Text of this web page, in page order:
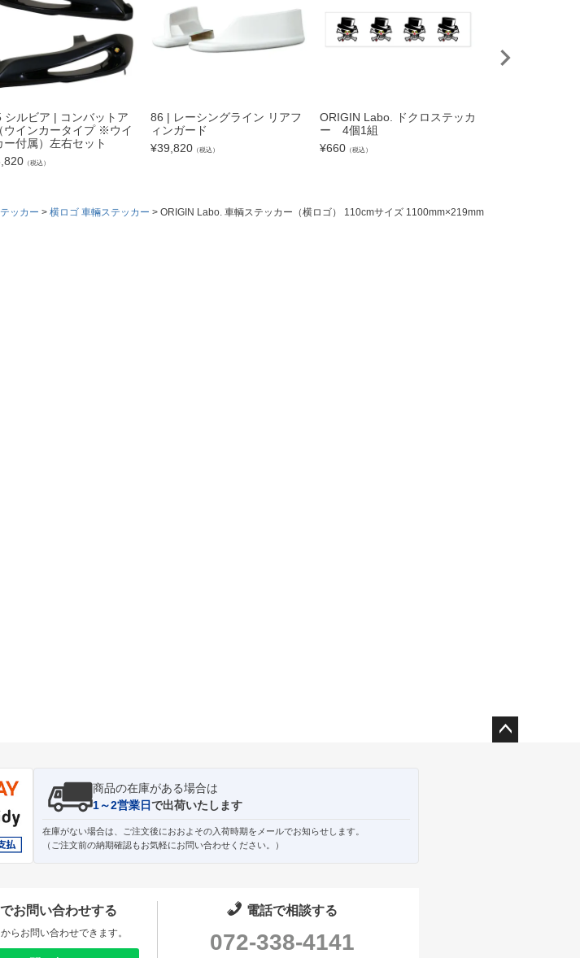
シルビア | コンバットア
ウインカータイプ ※ウイ
ー付属）左右セット
（税込）
86 | レーシングライン リアフ
ィンガード
¥39,820 （税込）
ORIGIN Labo. ドクロステッカ
ー 4個1組
¥660 （税込）
ッカー 横ロゴ 車輛ステッカー ORIGIN Labo. 車輌ステッカー（横ロゴ） 110cmサイズ 1100mm×219mm
商品の在庫がある場合は
1～2営業日で出荷いたします
在庫がない場合は、ご注文後におおよその入荷時期をメールでお知らせします。
（ご注文前の納期確認もお気軽にお問い合わせください。）
お問い合わせする
らお問い合わせできます。
電話で相談する
072-338-4141